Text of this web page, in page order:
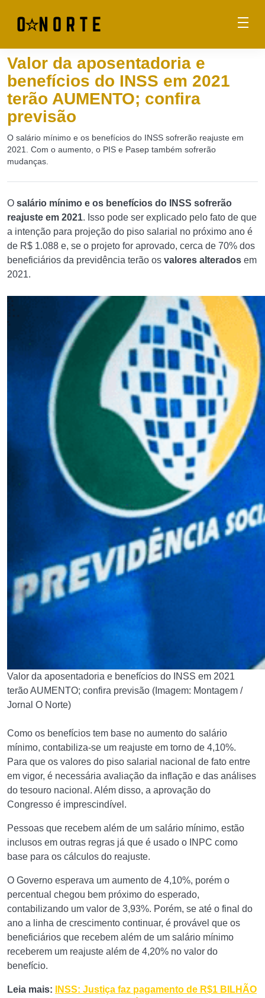
Valor da aposentadoria e
benefícios do INSS em 2021
terão AUMENTO; confira
previsão
O salário mínimo e os benefícios do INSS sofrerão reajuste em
2021. Com o aumento, o PIS e Pasep também sofrerão
mudanças.
O salário mínimo e os benefícios do INSS sofrerão
reajuste em 2021. Isso pode ser explicado pelo fato de que
a intenção para projeção do piso salarial no próximo ano é
de R$ 1.088 e, se o projeto for aprovado, cerca de 70% dos
beneficiários da previdência terão os valores alterados em
2021.
Valor da aposentadoria e benefícios do INSS em 2021
terão AUMENTO; confira previsão (Imagem: Montagem /
Jornal O Norte)
Como os benefícios tem base no aumento do salário
mínimo, contabiliza-se um reajuste em torno de 4,10%.
Para que os valores do piso salarial nacional de fato entre
em vigor, é necessária avaliação da inflação e das análises
do tesouro nacional. Além disso, a aprovação do
Congresso é imprescindível.
Pessoas que recebem além de um salário mínimo, estão
inclusos em outras regras já que é usado o INPC como
base para os cálculos do reajuste.
O Governo esperava um aumento de 4,10%, porém o
percentual chegou bem próximo do esperado,
contabilizando um valor de 3,93%. Porém, se até o final do
ano a linha de crescimento continuar, é provável que os
beneficiários que recebem além de um salário mínimo
receberem um reajuste além de 4,20% no valor do
benefício.
Leia mais:
INSS: Justiça faz pagamento de R$1 BILHÃO